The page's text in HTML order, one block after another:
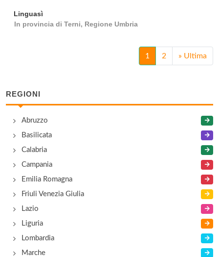
Linguasì
In provincia di Terni, Regione Umbria
1 2 » Ultima
REGIONI
Abruzzo
Basilicata
Calabria
Campania
Emilia Romagna
Friuli Venezia Giulia
Lazio
Liguria
Lombardia
Marche